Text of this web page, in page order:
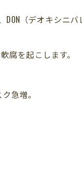
（デオキシニ
腐を起こします。
急増。